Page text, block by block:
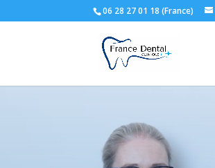
06 28 27 01 18 (France)